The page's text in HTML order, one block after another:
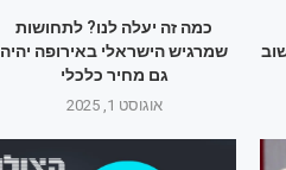
כמה זה יעלה לנו? לתחושות
שמרגיש הישראלי באירופה יהיה
גם מחיר כלכלי
אוגוסט 1, 2025